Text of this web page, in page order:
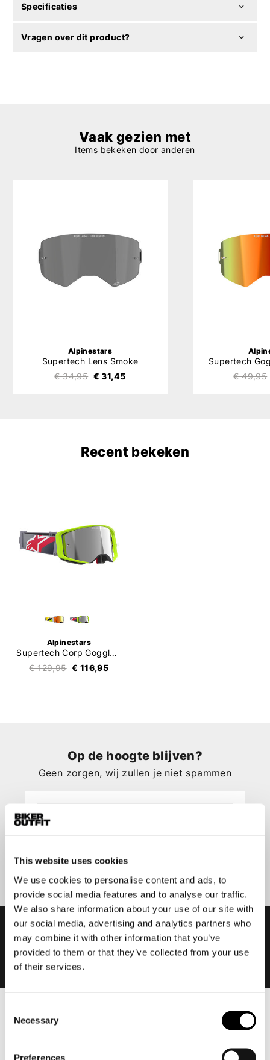
This website uses cookies
We use cookies to personalise content and ads, to
provide social media features and to analyse our traffic.
We also share information about your use of our site with
our social media, advertising and analytics partners who
may combine it with other information that you’ve
provided to them or that they’ve collected from your use
of their services.
Selection
Necessary
Preferences
Specificaties
Vragen over dit product?
Vaak gezien met
Items bekeken door anderen
Alpinestars
Supertech Lens Smoke
€ 34,95 € 31,45 € 49,95
Recent bekeken
Alpinestars
Supertech Corp Goggle Mirror
€ 129,95 € 116,95
Op de hoogte blijven?
Geen zorgen, wij zullen je niet spammen
Heren